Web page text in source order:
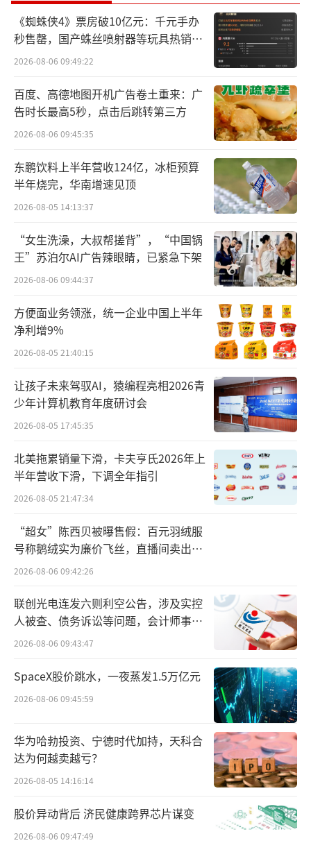
中国人民银行浙江省分行披露的行政处罚
信息显示，平安银行股份有限公司杭州分行因
违反金融统计、账户、商户、清算、人民币流
户交易等8项违规行为，被给予警告、没收违法
所得29954.7元，并处罚款380.53万元，合计罚
同时，杭州分行三名相关责任人被追责：
开放银行部与结算现金管理部程某、基础零售
任，分别被警告并处罚款5万元；零售信贷风险
管理部汪某因对违反信用信息采集、提供、查
询及相关管理规定负有责任，被处罚款1.67万
元。
知名财经作家、眺远影响力研究院院长高
信贷、征信、支付结算、反假货币等八个领域
同时“触雷”，这种跨地域、跨业务线的违规
集中爆发，很难用“个案”或“偶发”来解
释。从组织行为学视角看，当一线机构在贷款
投放、商户拓展、账户开立等高频业务中频繁
突破合规边界，往往折射出考核指挥棒的重心
偏移——KPI过度向规模、增速、市场份额倾斜
时，合规风控就容易沦为“软约束”。
“特别是杭州分行踩中金融统计、账户管
理、商户管理、清算管理等，属于中后台运营
环节的‘非信贷’领域的违规，这说明问题不
仅出在业务前端，更可能出在合规文化向基层
渗透的‘最后一公里’。”高承远指出。
值得注意的是，此番多地分行集中被罚并
非个例，近年来平安银行持续收到多笔监管处
罚。据不完全统计，2025年全年平安银行收到
各类监管罚单64张，罚没金额超4000万元；20
26年至今，公开可查的罚单已超13张。
新智派新质生产力会客厅联合创始发起人
《蜘蛛侠4》票房破10亿元：千元手办
秒售罄，国产蛛丝喷射器等玩具热销海
外
2026-08-06 09:49:22
百度、高德地图开机广告卷土重来：广
告时长最高5秒，点击后跳转第三方
2026-08-06 09:45:35
东鹏饮料上半年营收124亿，冰柜预算
半年烧完，华南增速见顶
2026-08-05 14:13:37
“女生洗澡，大叔帮搓背”，“中国锅
王”苏泊尔AI广告辣眼睛，已紧急下架
2026-08-06 09:44:37
方便面业务领涨，统一企业中国上半年
净利增9%
2026-08-05 21:40:15
让孩子未来驾驭AI，猿编程亮相2026青
少年计算机教育年度研讨会
2026-08-05 17:45:35
北美拖累销量下滑，卡夫亨氏2026年上
半年营收下滑，下调全年指引
2026-08-05 21:47:34
“超女”陈西贝被曝售假：百元羽绒服
号称鹅绒实为廉价飞丝，直播间卖出超
百万元
2026-08-06 09:42:26
联创光电连发六则利空公告，涉及实控
人被查、债务诉讼等问题，会计师事务
所曾出具“保留意见”
2026-08-06 09:43:47
SpaceX股价跳水，一夜蒸发1.5万亿元
2026-08-06 09:45:59
华为哈勃投资、宁德时代加持，天科合
达为何越卖越亏？
2026-08-05 14:16:14
股价异动背后 济民健康跨界芯片谋变
2026-08-06 09:47:49